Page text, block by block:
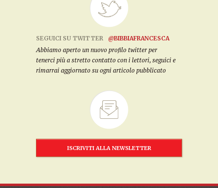
SEGUICI SU TWITTER
@BIBBIAFRANCESCA
Abbiamo aperto un nuovo profilo twitter per
tenerci più a stretto contatto con i lettori, seguici e
rimarrai aggiornato su ogni articolo pubblicato
ISCRIVITI ALLA NEWSLETTER